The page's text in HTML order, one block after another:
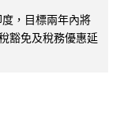
，目標兩年內將
豁免及稅務優惠延